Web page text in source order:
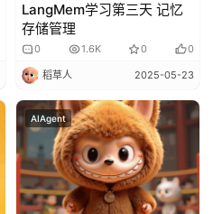
LangMem学习第三天 记忆
存储管理
0 1.6K 0 0
稻草人 2025-05-23
AIAgent